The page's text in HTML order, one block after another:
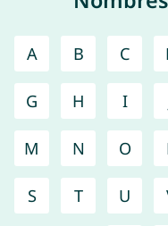
A B C
G H I
M N O
S T U